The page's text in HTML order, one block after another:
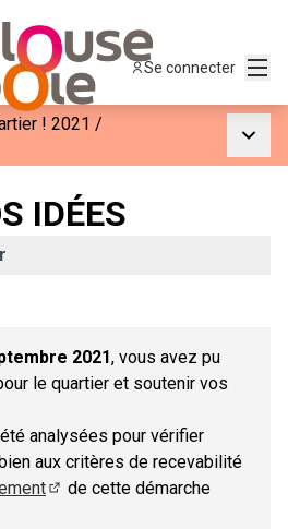
Se connecter
! 2021 /
IDÉES
2021, vous avez pu
le quartier et soutenir vos
analysées pour vérifier
aux critères de recevabilité
de cette démarche